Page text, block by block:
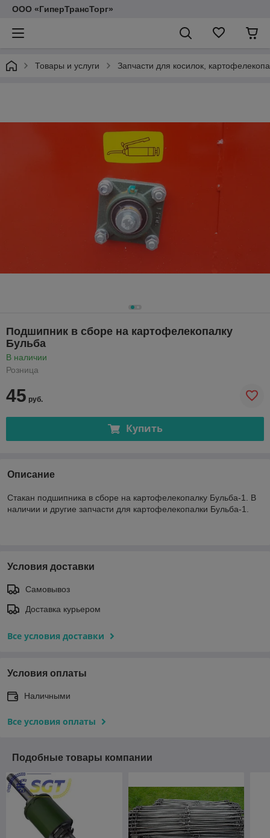
ООО «ГиперТрансТорг»
Товары и услуги Запчасти для косилок,
Подшипник в сборе на картофелекопалку
Бульба
В наличии
Розница
45 руб.
Купить
Описание
Стакан подшипника в сборе на картофелекопалку Бульба-1. В
наличии и другие запчасти для картофелекопалки Бульба-1.
Условия доставки
Самовывоз
Доставка курьером
Все условия доставки
Условия оплаты
Наличными
Все условия оплаты
Подобные товары компании